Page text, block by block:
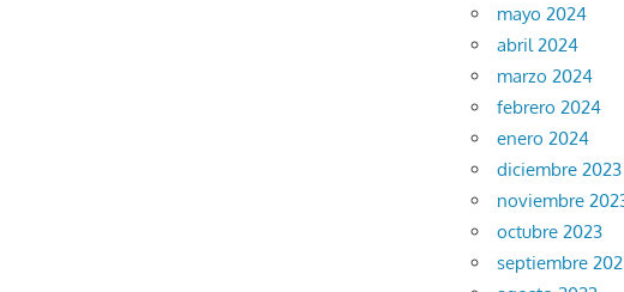
mayo 2024
abril 2024
marzo 2024
febrero 2024
enero 2024
diciembre 2023
noviembre
octubre 2023
septiembre